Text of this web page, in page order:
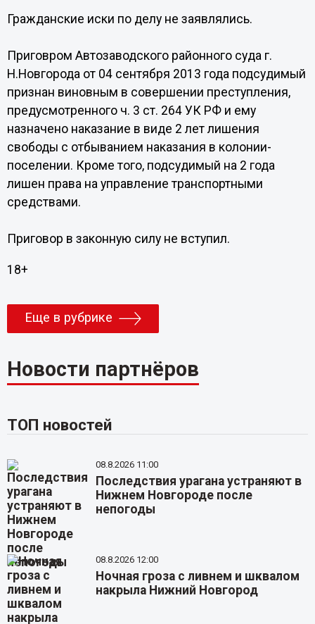
Гражданские иски по делу не заявлялись.
Приговром Автозаводского районного суда г.
Н.Новгорода от 04 сентября 2013 года подсудимый
признан виновным в совершении преступления,
предусмотренного ч. 3 ст. 264 УК РФ и ему
назначено наказание в виде 2 лет лишения
свободы с отбыванием наказания в колонии-
поселении. Кроме того, подсудимый на 2 года
лишен права на управление транспортными
средствами.
Приговор в законную силу не вступил.
18+
Еще в рубрике
Новости партнёров
ТОП новостей
08.8.2026 11:00
Последствия урагана устраняют в
Нижнем Новгороде после
непогоды
08.8.2026 12:00
Ночная гроза с ливнем и шквалом
накрыла Нижний Новгород